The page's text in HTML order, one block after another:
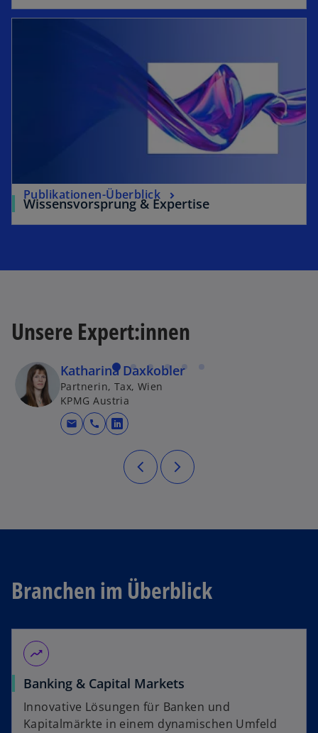
Wissensvorsprung & Expertise
Publikationen-Überblick
Unsere Expert:innen
Katharina Daxkobler
Partnerin, Tax, Wien
KPMG Austria
mail call wird in einer neuen Registerkarte
Branchen im Überblick
moving
Banking & Capital Markets
Innovative Lösungen für Banken und
Kapitalmärkte in einem dynamischen Umfeld